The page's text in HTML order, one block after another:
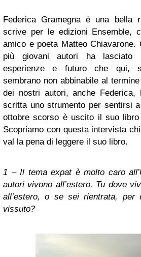
Federica Gramegna è una bella
scrive per le edizioni Ensemble,
amico e poeta Matteo Chiavarone.
più giovani autori ha lasciato
esperienze e futuro che qui,
sembrano non abbinabile al
dei nostri autori, anche Federica,
scritta uno strumento per sentirsi
ottobre scorso è uscito il suo libro
Scopriamo con questa intervista
val la pena di leggere il suo libro.
1 – Il tema expat è molto caro
autori vivono all’estero. Tu dove
all’estero, o se sei rientrata, per
vissuto?